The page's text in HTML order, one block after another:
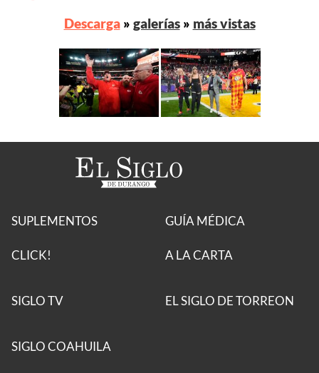
Descarga» galerías» más vistas
SUPLEMENTOS
CLICK!
GUÍA MÉDICA
A LA CARTA
SIGLO TV EL SIGLO DE TORREON
SIGLO COAHUILA